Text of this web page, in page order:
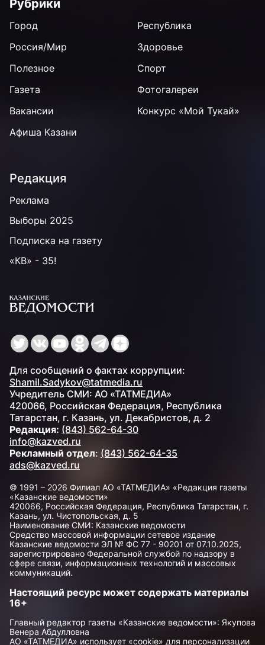
Рубрики
Город
Республика
Россия/Мир
Здоровье
Полезное
Спорт
Газета
Фотогалереи
Вакансии
Конкурс «Мой Тукай»
Афиша Казани
Редакция
Реклама
Выборы 2025
Подписка на газету
«КВ» - 35!
Для сообщений о фактах коррупции:
Shamil.Sadykov@tatmedia.ru
Учредитель СМИ: АО «ТАТМЕДИА»
420066, Российская Федерация, Республика
Татарстан, г. Казань, ул. Декабристов, д. 2
Редакция: (843) 562-64-30
info@kazved.ru
Рекламный отдел: (843) 562-64-35
ads@kazved.ru
© 1991 – 2026 Филиал АО «ТАТМЕДИА» «Редакция газеты
«Казанские ведомости»
420066, Российская Федерация, Республика Татарстан, г.
Казань, ул. Чистопольская, д. 5
Наименование СМИ: Казанские ведомости
Средство массовой информации сетевое издание
Казанские ведомости ЭЛ № ФС 77 - 90201 от 07.10.2025,
зарегистрировано Федеральной службой по надзору в
сфере связи, информационных технологий и массовых
коммуникаций.
Настоящий ресурс может содержать материалы
16+
Главный редактор газеты «Казанские ведомости»: Якупова
Венера Абдулловна
АО «ТАТМЕДИА» использует «cookie» для персонализации